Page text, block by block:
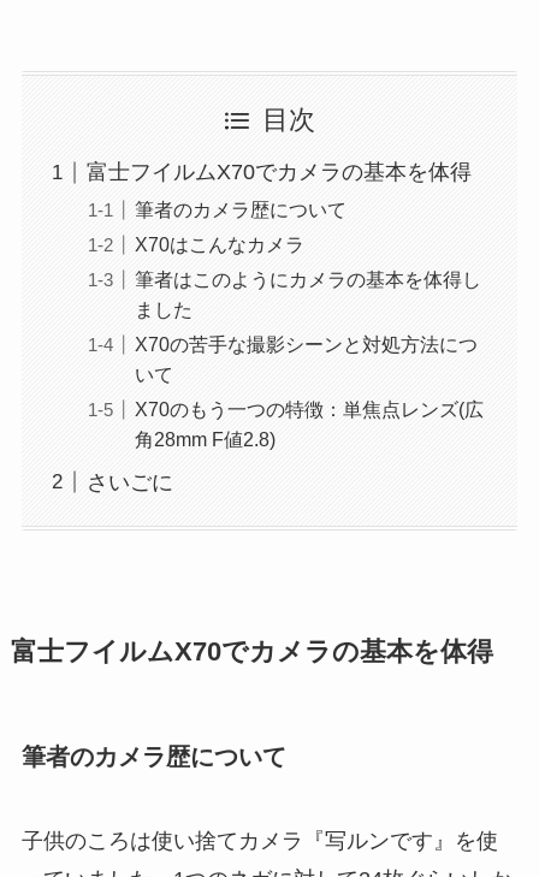
目次
富士フイルムX70でカメラの基本を体得
筆者のカメラ歴について
X70はこんなカメラ
筆者はこのようにカメラの基本を体得し
ました
X70の苦手な撮影シーンと対処方法につ
いて
X70のもう一つの特徴：単焦点レンズ(広
角28mm F値2.8)
さいごに
富士フイルムX70でカメラの基本を体得
筆者のカメラ歴について
子供のころは使い捨てカメラ『写ルンです』を使